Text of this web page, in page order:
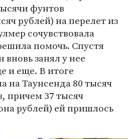
фунтов
рублей) на перелет из
сочувствовала
помочь. Спустя
вновь занял у нее
и еще. В итоге
на Таунсенда 80 тысяч
причем 37 тысяч
рублей) ей пришлось